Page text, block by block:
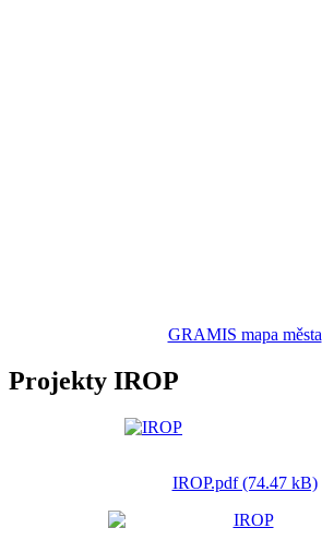
GRAMIS mapa města
Projekty IROP
IROP.pdf (74.47 kB)